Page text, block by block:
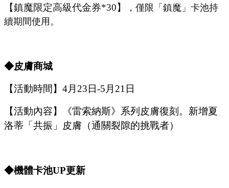
【鎮魔限定高級代金券*30】
，僅限「鎮魔」卡池持
續期間使用。
◆皮膚商城
【活動時間】 4月 23 日-5月 21 日
【活動內容】
《雷索納斯》系列皮膚復刻。新增夏
洛蒂「共振」皮膚（通關裂隙的挑戰者）
◆機體卡池UP更新